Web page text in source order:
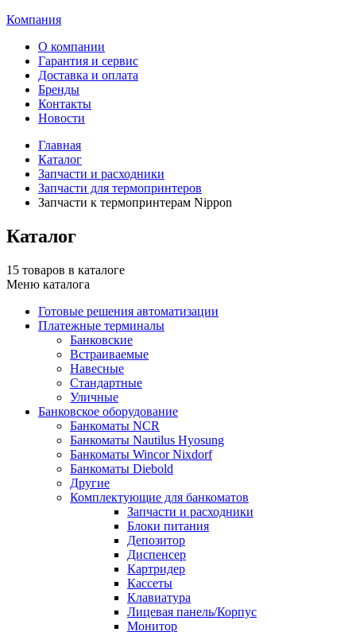
Компания
О компании
Гарантия и сервис
Доставка и оплата
Бренды
Контакты
Новости
Главная
Каталог
Запчасти и расходники
Запчасти для термопринтеров
Запчасти к термопринтерам Nippon
Каталог
15 товаров в каталоге
Меню каталога
Готовые решения автоматизации
Платежные терминалы
Банковские
Встраиваемые
Навесные
Стандартные
Уличные
Банковское оборудование
Банкоматы NCR
Банкоматы Nautilus Hyosung
Банкоматы Wincor Nixdorf
Банкоматы Diebold
Другие
Комплектующие для банкоматов
Запчасти и расходники
Блоки питания
Депозитор
Диспенсер
Картридер
Кассеты
Клавиатура
Лицевая панель/Корпус
Монитор